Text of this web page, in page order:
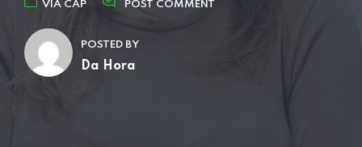
VIA CAP POST COMMENT
POSTED BY
Da Hora